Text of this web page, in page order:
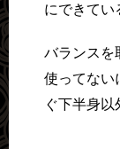
にできてい
バランスを
使ってない
ぐ下半身以